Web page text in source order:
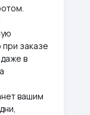
заказе
в
вашим